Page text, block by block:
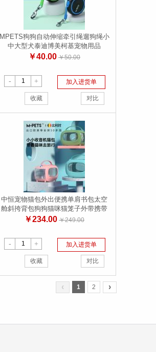
MPETS狗狗自动伸缩牵引绳遛狗绳小
中大型犬泰迪博美柯基宠物用品
￥40.00 ￥50.00
- + 加入进货单
收藏 对比
中恒宠物猫包外出便携单肩书包太空
舱斜挎背包狗狗猫咪猫笼子外带携带
用品
￥234.00 ￥249.00
- + 加入进货单
收藏 对比
‹ 1 2 ›